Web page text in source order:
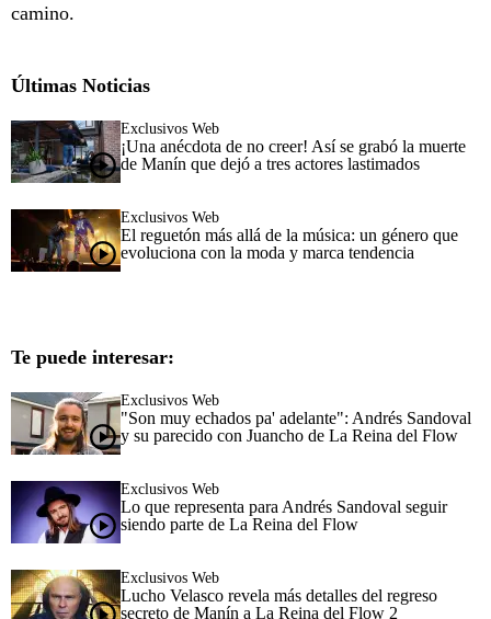
camino.
Últimas Noticias
Exclusivos Web
¡Una anécdota de no creer! Así se grabó la muerte
de Manín que dejó a tres actores lastimados
Exclusivos Web
El reguetón más allá de la música: un género que
evoluciona con la moda y marca tendencia
Te puede interesar:
Exclusivos Web
"Son muy echados pa' adelante": Andrés Sandoval
y su parecido con Juancho de La Reina del Flow
Exclusivos Web
Lo que representa para Andrés Sandoval seguir
siendo parte de La Reina del Flow
Exclusivos Web
Lucho Velasco revela más detalles del regreso
secreto de Manín a La Reina del Flow 2